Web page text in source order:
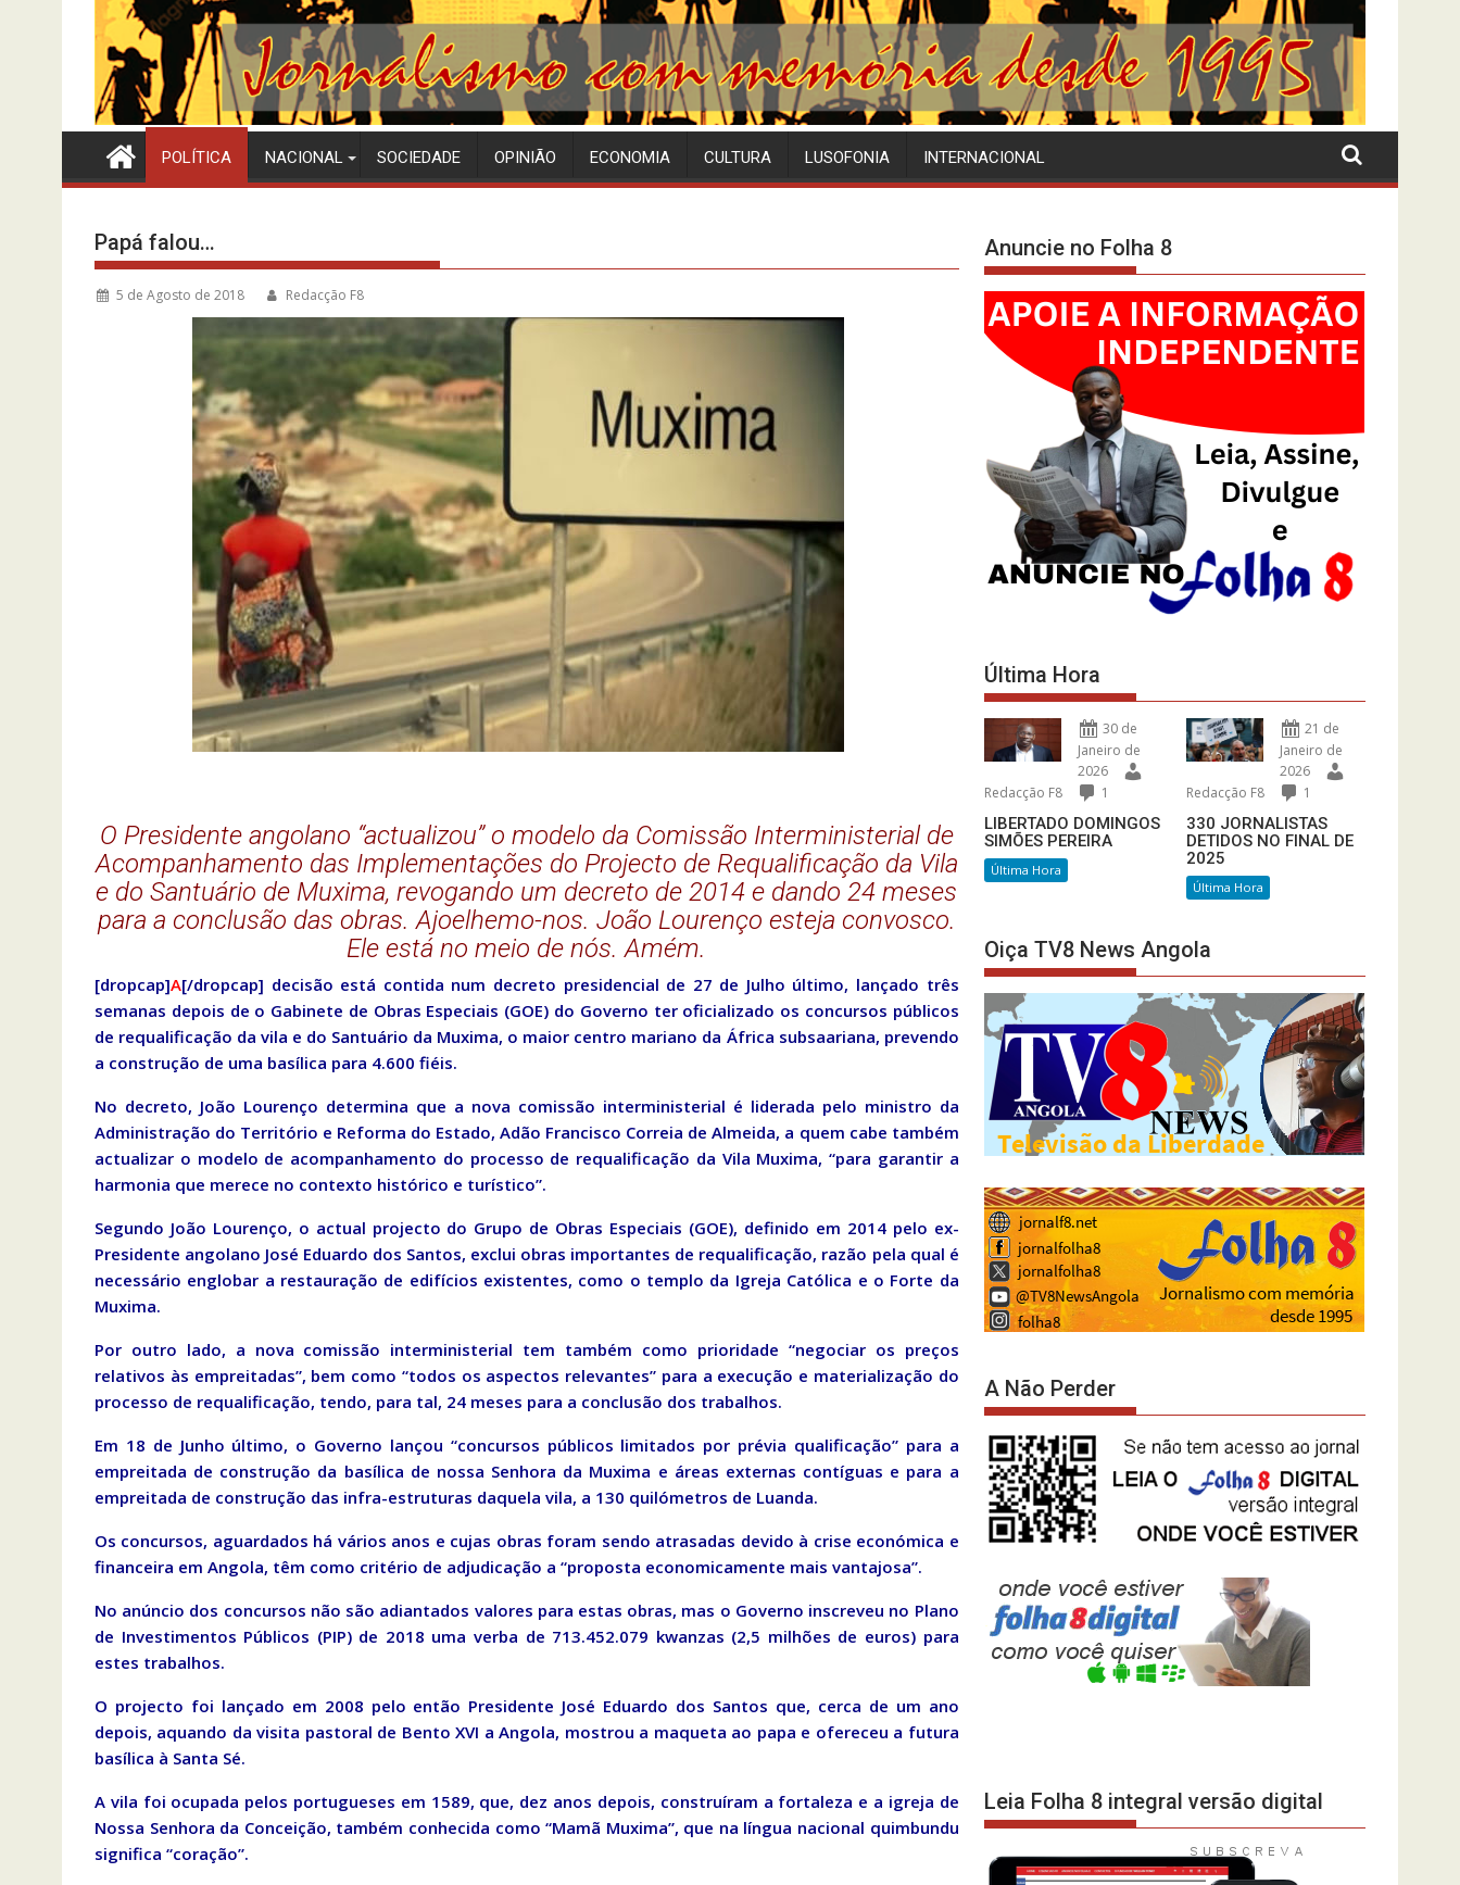
POLÍTICA NACIONAL SOCIEDADE OPINIÃO ECONOMIA CULTURA LUSOFONIA INTERNACIONAL
Papá falou…
5 de Agosto de 2018 Redacção F8
O Presidente angolano “actualizou” o modelo da Comissão Interministerial de
Acompanhamento das Implementações do Projecto de Requalificação da Vila
e do Santuário de Muxima, revogando um decreto de 2014 e dando 24 meses
para a conclusão das obras. Ajoelhemo-nos. João Lourenço esteja convosco.
Ele está no meio de nós. Amém.
[dropcap]A[/dropcap] decisão está contida num decreto presidencial de 27 de Julho último, lançado três
semanas depois de o Gabinete de Obras Especiais (GOE) do Governo ter oficializado os concursos públicos
de requalificação da vila e do Santuário da Muxima, o maior centro mariano da África subsaariana, prevendo
a construção de uma basílica para 4.600 fiéis.
No decreto, João Lourenço determina que a nova comissão interministerial é liderada pelo ministro da
Administração do Território e Reforma do Estado, Adão Francisco Correia de Almeida, a quem cabe também
actualizar o modelo de acompanhamento do processo de requalificação da Vila Muxima, “para garantir a
harmonia que merece no contexto histórico e turístico”.
Segundo João Lourenço, o actual projecto do Grupo de Obras Especiais (GOE), definido em 2014 pelo ex-
Presidente angolano José Eduardo dos Santos, exclui obras importantes de requalificação, razão pela qual é
necessário englobar a restauração de edifícios existentes, como o templo da Igreja Católica e o Forte da
Muxima.
Por outro lado, a nova comissão interministerial tem também como prioridade “negociar os preços
relativos às empreitadas”, bem como “todos os aspectos relevantes” para a execução e materialização do
processo de requalificação, tendo, para tal, 24 meses para a conclusão dos trabalhos.
Em 18 de Junho último, o Governo lançou “concursos públicos limitados por prévia qualificação” para a
empreitada de construção da basílica de nossa Senhora da Muxima e áreas externas contíguas e para a
empreitada de construção das infra-estruturas daquela vila, a 130 quilómetros de Luanda.
Os concursos, aguardados há vários anos e cujas obras foram sendo atrasadas devido à crise económica e
financeira em Angola, têm como critério de adjudicação a “proposta economicamente mais vantajosa”.
No anúncio dos concursos não são adiantados valores para estas obras, mas o Governo inscreveu no Plano
de Investimentos Públicos (PIP) de 2018 uma verba de 713.452.079 kwanzas (2,5 milhões de euros) para
estes trabalhos.
O projecto foi lançado em 2008 pelo então Presidente José Eduardo dos Santos que, cerca de um ano
depois, aquando da visita pastoral de Bento XVI a Angola, mostrou a maqueta ao papa e ofereceu a futura
basílica à Santa Sé.
A vila foi ocupada pelos portugueses em 1589, que, dez anos depois, construíram a fortaleza e a igreja de
Nossa Senhora da Conceição, também conhecida como “Mamã Muxima”, que na língua nacional quimbundu
significa “coração”.
Anuncie no Folha 8
Última Hora
30 de
Janeiro de
2026
Redacção F8
1
LIBERTADO DOMINGOS
SIMÕES PEREIRA
Última Hora
21 de
Janeiro de
2026
Redacção F8
1
330 JORNALISTAS
DETIDOS NO FINAL DE
2025
Última Hora
Oiça TV8 News Angola
A Não Perder
Leia Folha 8 integral versão digital